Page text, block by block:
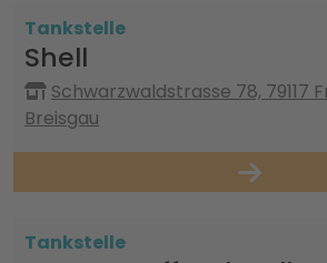
Tankstelle
Shell
Schwarzwaldstrasse 78, 79117
Breisgau
Tankstelle